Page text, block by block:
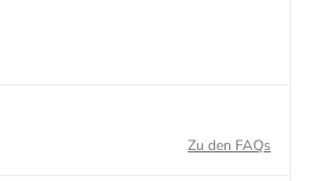
Zu den FAQs